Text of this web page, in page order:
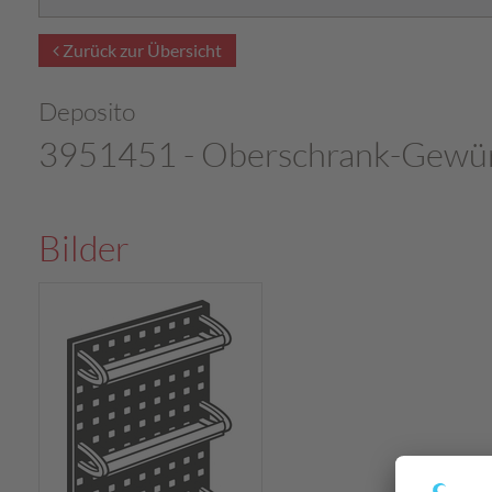
Zurück zur Übersicht
Deposito
3951451 - Oberschrank-
Bilder